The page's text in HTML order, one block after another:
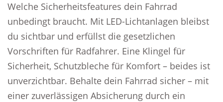
Welche Sicherheitsfeatures dein Fahrrad
unbedingt braucht. Mit LED-Lichtanlagen bleibst
du sichtbar und erfüllst die gesetzlichen
Vorschriften für Radfahrer. Eine Klingel für
Sicherheit, Schutzbleche für Komfort – beides ist
unverzichtbar. Behalte dein Fahrrad sicher – mit
einer zuverlässigen Absicherung durch ein